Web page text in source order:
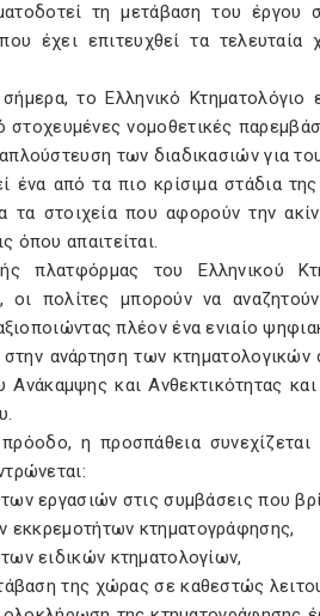
τη μετάβαση του έργου
έχει επιτευχθεί τα
το Ελληνικό Κτηματολόγιο
στοχευμένες νομοθετικές
των διαδικασιών για
ένα από τα πιο κρίσιμα στάδια
τα στοιχεία που αφορούν την
όπου απαιτείται.
πλατφόρμας του Ελληνικού
οι πολίτες μπορούν να
πλέον ένα ενιαίο
ανάρτηση των
Ανάκαμψης και Ανθεκτικότητας
η προσπάθεια
εργασιών στις συμβάσεις που
εκκρεμοτήτων κτηματογράφησης,
ειδικών κτηματολογίων,
της χώρας σε καθεστώς